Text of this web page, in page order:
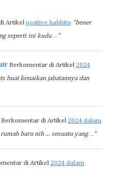
Artikel positive habbits: “bener
seperti ini kudu…”
Berkomentar di Artikel 2024
buat kenaikan jabatannya dan
Berkomentar di Artikel 2024 dalam
rumah baru nih ... sesuatu yang…”
di Artikel 2024 dalam